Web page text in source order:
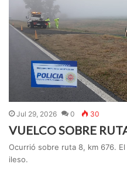
Jul 29, 2026 0 30
VUELCO SOBRE
Ocurrió sobre ruta 8, km 676.
ileso.